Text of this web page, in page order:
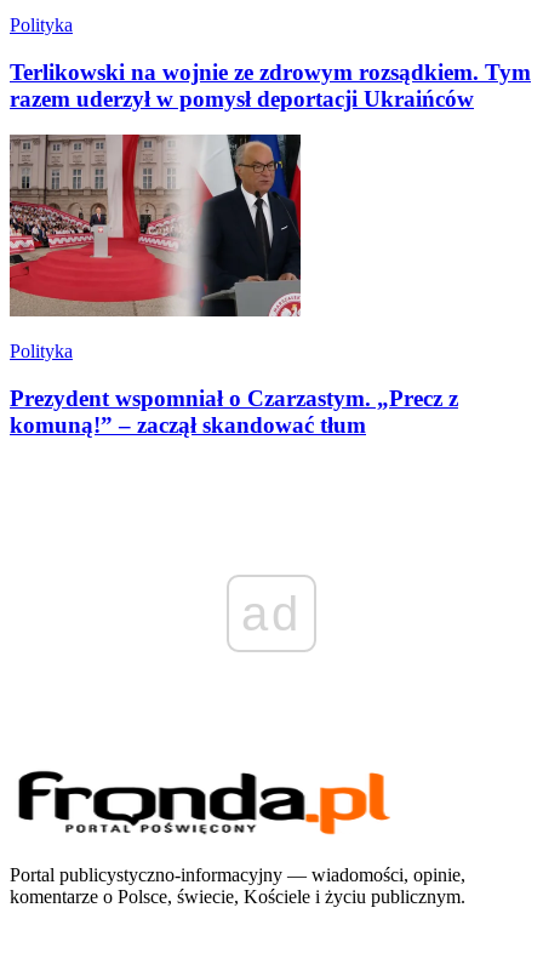
Polityka
Terlikowski na wojnie ze zdrowym rozsądkiem. Tym
razem uderzył w pomysł deportacji Ukraińców
Polityka
Prezydent wspomniał o Czarzastym. „Precz z
komuną!” – zaczął skandować tłum
ad
Portal publicystyczno-informacyjny — wiadomości, opinie,
komentarze o Polsce, świecie, Kościele i życiu publicznym.